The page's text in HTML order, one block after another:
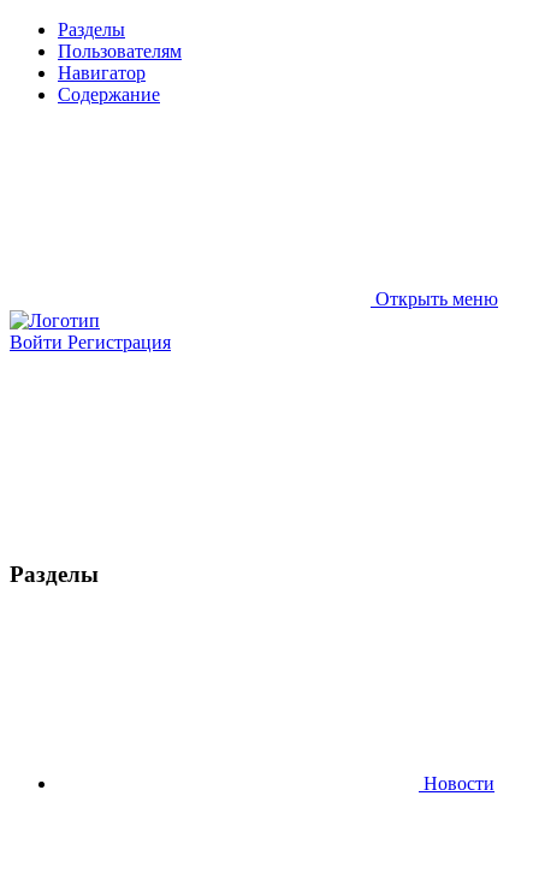
Разделы
Пользователям
Навигатор
Содержание
Открыть меню
Войти Регистрация
Разделы
Новости